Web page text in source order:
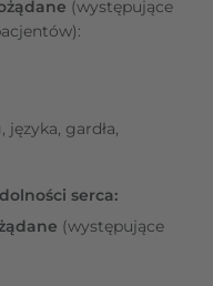
(występujące
gardła,
serca:
(występujące